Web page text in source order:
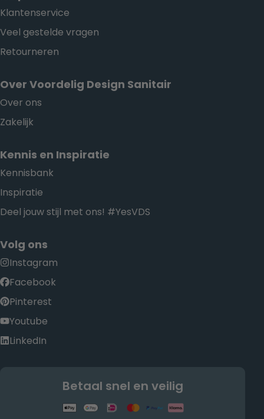
Klantenservice
Veel gestelde vragen
Retourneren
Over Voordelig Design Sanitair
Over ons
Zakelijk
Kennis en Inspiratie
Kennisbank
Inspiratie
Deel jouw stijl met ons! #YesVDS
Volg ons
Instagram
Facebook
Pinterest
Youtube
LinkedIn
Betaal snel en veilig